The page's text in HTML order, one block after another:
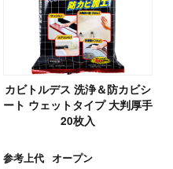
カビトルデス 洗浄＆防カビシ
ート ウェットタイプ 大判厚手
20枚入
参考上代 オープン